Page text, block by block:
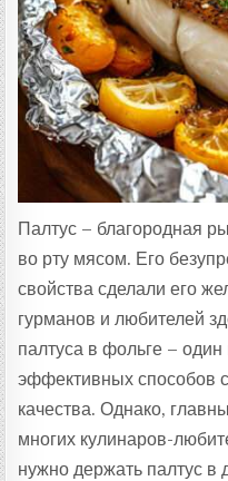
Палтус – благородная
во рту мясом. Его
свойства сделали его
гурманов и любителей
палтуса в фольге –
эффективных способов
качества. Однако,
многих кулинаров-
нужно держать палтус в